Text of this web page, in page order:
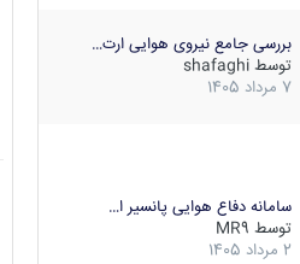
بررسی جامع نیروی هوایی ارت…
توسط shafaghi
7 مرداد 1405
سامانه دفاع هوایی پانسیر ا…
توسط MR9
2 مرداد 1405